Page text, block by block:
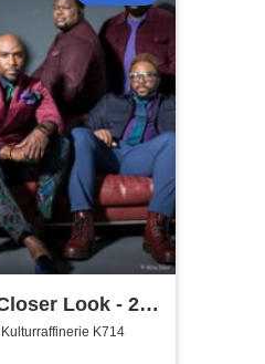
Look - 25
7
K714